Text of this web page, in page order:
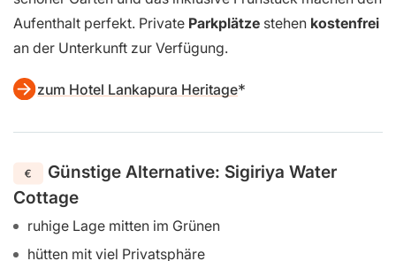
direkten
Blick auf den Sigiriya Felsen
. Die Zimmer sind
klimatisiert, sauber
und solide ausgestattet. Ein kleiner
Pool zum Abkühlen nach den schweißtreibenden
Wanderungen ist ebenfalls dabei.
authentische sri-lankische Essen, das dir die Gastgeber
morgens und abends direkt
schöner Garten und das inklusive Frühstück machen den
Aufenthalt perfekt. PrivateParkplätze